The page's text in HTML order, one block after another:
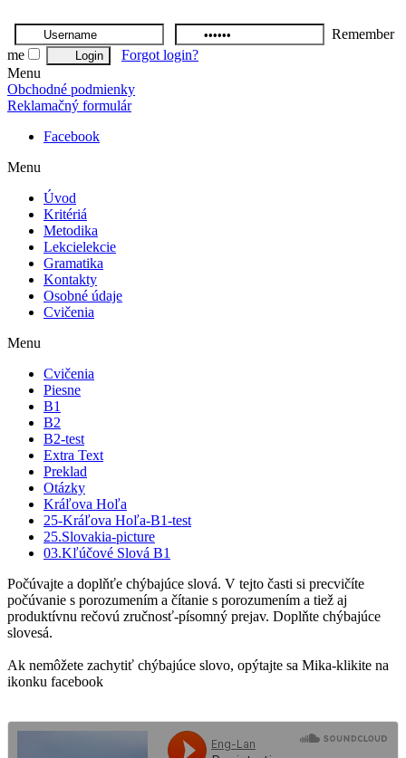
Remember
me
Forgot login?
Menu
Obchodné podmienky
Reklamačný formulár
Facebook
Menu
Úvod
Kritériá
Metodika
Lekcielekcie
Gramatika
Kontakty
Osobné údaje
Cvičenia
Menu
Cvičenia
Piesne
B1
B2
B2-test
Extra Text
Preklad
Otázky
Kráľova Hoľa
25-Kráľova Hoľa-B1-test
25.Slovakia-picture
03.Kľúčové Slová B1
Počúvajte a doplňťe chýbajúce slová. V tejto časti si precvičíte
počúvanie s porozumením a čítanie s porozumením a tiež aj
produktívnu rečovú zručnosť-písomný prejav. Doplňte chýbajúce
slovesá.
Ak nemôžete zachytiť chýbajúce slovo, opýtajte sa Mika-klikite na
ikonku facebook